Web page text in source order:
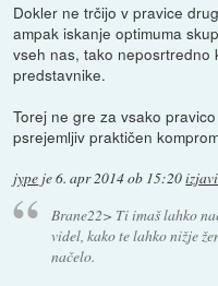
Dokler ne trčijo v pravice
ampak iskanje optimuma
vseh nas, tako neposrtredno
predstavnike.
Torej ne gre za vsako
psrejemljiv praktičen
jype je6. apr 2014 ob 15:20
Brane22> Ti imaš lahko
videl, kako te lahko nižje
načelo.